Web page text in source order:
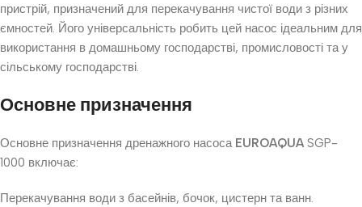
пристрій, призначений для перекачування чистої води з різних
ємностей. Його універсальність робить цей насос ідеальним для
використання в домашньому господарстві, промисловості та у
сільському господарстві.
Основне призначення
Основне призначення дренажного насоса EUROAQUA SGP-
1000 включає:
Перекачування води з басейнів, бочок, цистерн та ванн.